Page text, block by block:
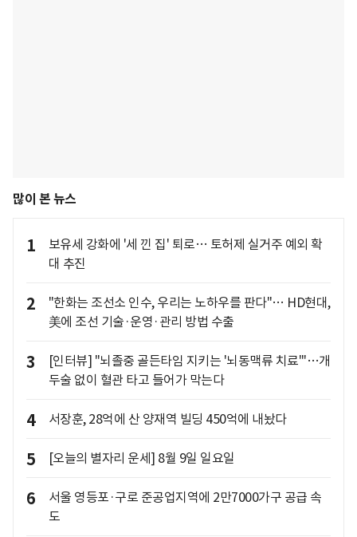
많이 본 뉴스
1
보유세 강화에 '세 낀 집' 퇴로… 토허제 실거주 예외 확
대 추진
2
"한화는 조선소 인수, 우리는 노하우를 판다"… HD현대,
美에 조선 기술·운영·관리 방법 수출
3
[인터뷰] "뇌졸중 골든타임 지키는 '뇌동맥류 치료'"…개
두술 없이 혈관 타고 들어가 막는다
4 서장훈, 28억에 산 양재역 빌딩 450억에 내놨다
5 [오늘의 별자리 운세] 8월 9일 일요일
6
서울 영등포·구로 준공업지역에 2만7000가구 공급 속
도